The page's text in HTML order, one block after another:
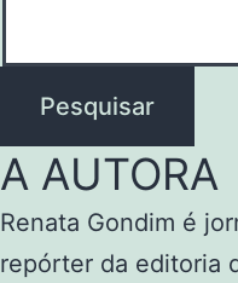
Pesquisar
A AUTORA
Renata Gondim é
repórter da editoria